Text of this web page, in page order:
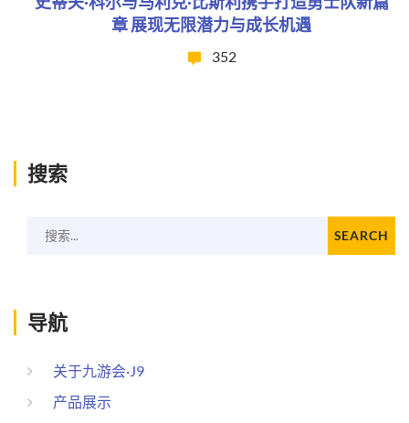
章 展现无限潜力与成长机遇
352
搜索
搜索... SEARCH
导航
关于九游会·J9
产品展示